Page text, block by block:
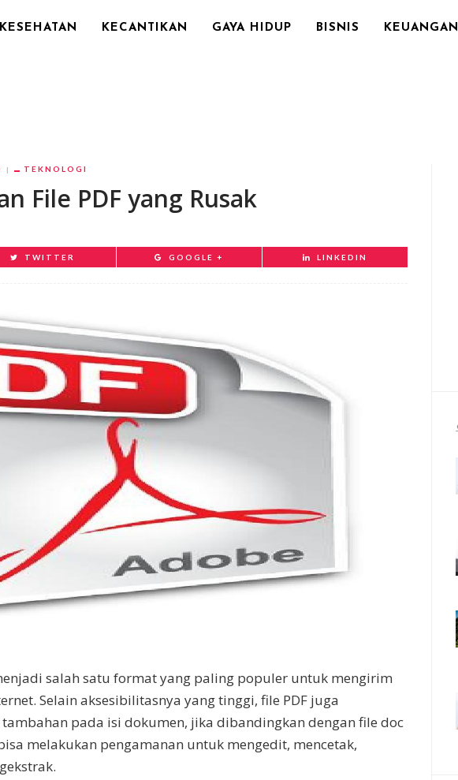
KESEHATAN KECANTIKAN GAYA HIDUP BISNIS KEUANGAN
TEKNOLOGI
File PDF yang Rusak
TWITTER GOOGLE + LINKEDIN
salah satu format yang paling populer untuk mengirim
Selain aksesibilitasnya yang tinggi, file PDF juga
pada isi dokumen, jika dibandingkan dengan file doc
melakukan pengamanan untuk mengedit, mencetak,